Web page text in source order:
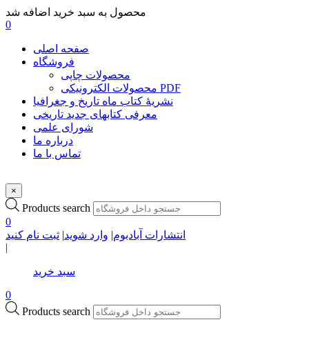
محصول به سبد خرید اضافه شد
0
صفحه اصلی
فروشگاه
محصولات چاپی
محصولات الکترونیکی PDF
نشریۀ کتاب ماه تاریخ و جغرافیا
معرفی کتابهای جدید تاریخی
شورای علمی
درباره ما
تماس با ما
×
Products search
0
انتشارات آبادبوم| وارد شوید| ثبت نام کنید
|
سبد خرید
0
Products search